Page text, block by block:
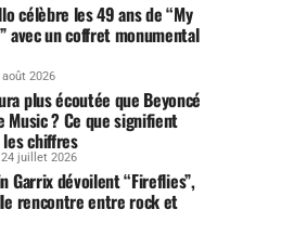
célèbre les 49 ans de “My
avec un coffret monumental
août 2026
plus écoutée que Beyoncé
Music ? Ce que signifient
chiffres
24 juillet 2026
Garrix dévoilent “Fireflies”,
rencontre entre rock et